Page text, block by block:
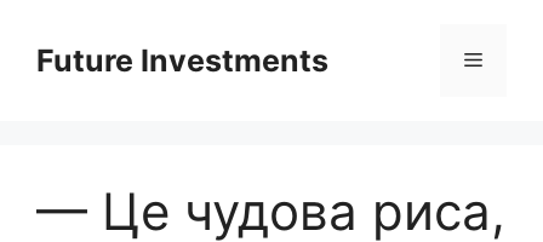
вмістуFuture Investments Меню
— Це чудова риса,